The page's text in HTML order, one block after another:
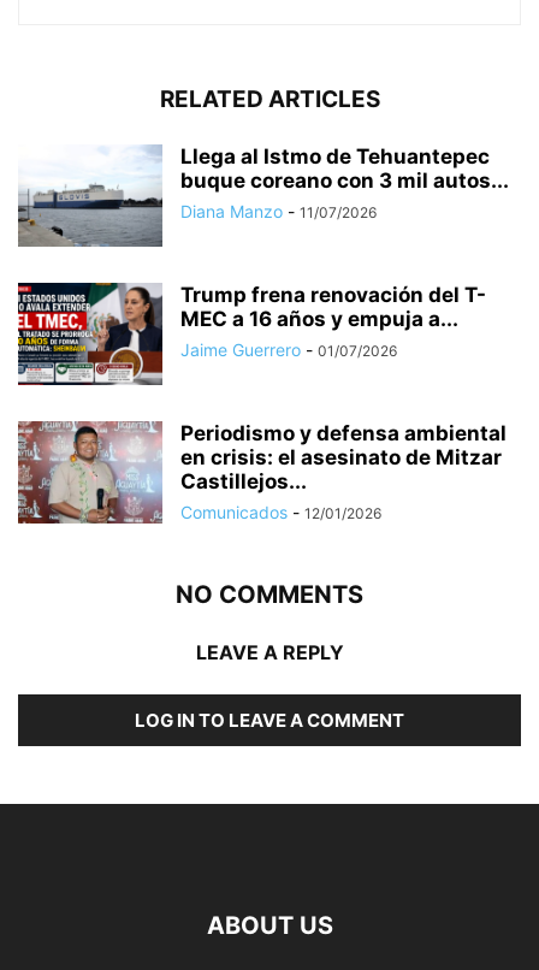
RELATED ARTICLES
Llega al Istmo de Tehuantepec
buque coreano con 3 mil autos...
Diana Manzo - 11/07/2026
Trump frena renovación del T-
MEC a 16 años y empuja a...
Jaime Guerrero - 01/07/2026
Periodismo y defensa ambiental
en crisis: el asesinato de Mitzar
Castillejos...
Comunicados - 12/01/2026
NO COMMENTS
LEAVE A REPLY
LOG IN TO LEAVE A COMMENT
ABOUT US